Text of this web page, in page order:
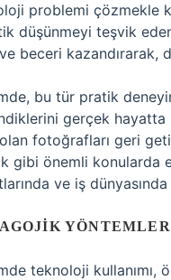
problemi çözmekle
düşünmeyi teşvik
beceri kazandırarak,
bu tür pratik
gerçek hayatta
fotoğrafları geri
gibi önemli konularda
ve iş
teknoloji kullanımı,